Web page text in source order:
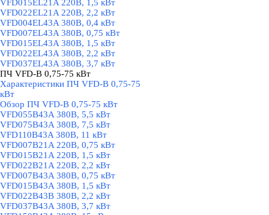
VFD015EL21A 220В, 1,5 кВт
VFD022EL21A 220В, 2,2 кВт
VFD004EL43A 380В, 0,4 кВт
VFD007EL43A 380В, 0,75 кВт
VFD015EL43A 380В, 1,5 кВт
VFD022EL43A 380В, 2,2 кВт
VFD037EL43A 380В, 3,7 кВт
ПЧ VFD-B 0,75-75 кВт
Характеристики ПЧ VFD-B 0,75-75
кВт
Обзор ПЧ VFD-B 0,75-75 кВт
VFD055В43A 380В, 5,5 кВт
VFD075B43A 380В, 7,5 кВт
VFD110B43A 380В, 11 кВт
VFD007B21A 220В, 0,75 кВт
VFD015B21A 220В, 1,5 кВт
VFD022B21A 220В, 2,2 кВт
VFD007B43A 380В, 0,75 кВт
VFD015B43A 380В, 1,5 кВт
VFD022B43B 380В, 2,2 кВт
VFD037B43A 380В, 3,7 кВт